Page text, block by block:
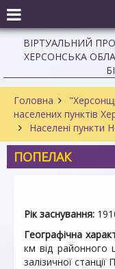
ВІРТУАЛЬНИЙ
ХЕРСОНСЬКА
Головна
населених пунктів
Населені пункти
ПОПЕЛАК
Рік заснування:
Географічна
км від районного
залізичної